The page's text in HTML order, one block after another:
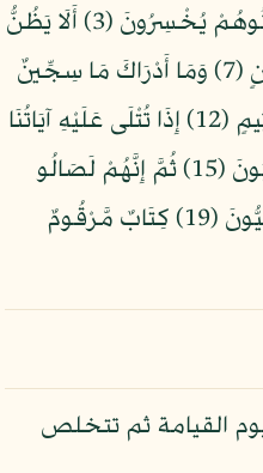
بِسْمِ اللّهِ الرَّحْمنِ الرَّحِيمِ وَيْلٌ لِّلْمُطَفِّفِينَ (1) الَّذِينَ إِذَا اكْتَالُواْ عَلَى النَّاسِ يَسْتَوْفُونَ (2) وَإِذَا كَالُوهُمْ أَو وَّزَنُوهُمْ يُخْسِرُونَ (3) أَلَا يَظُنُّ
أُولَئِكَ أَنَّهُم مَّبْعُوثُونَ (4) لِيَوْمٍ عَظِيمٍ (5) يَوْمَ يَقُومُ النَّاسُ لِرَبِّ الْعَالَمِينَ (6) كَلَّا إِنَّ كِتَابَ الفُجَّارِ لَفِي سِجِّينٍ (7) وَمَا أَدْرَاكَ مَا سِجِّينٌ
(8) كِتَابٌ مَّرْقُومٌ (9) وَيْلٌ يَوْمَئِذٍ لِّلْمُكَذِّبِينَ (10) الَّذِينَ يُكَذِّبُونَ بِيَوْمِ الدِّينِ (11) وَمَا يُكَذِّبُ بِهِ إِلَّا كُلُّ مُعْتَدٍ أَثِيمٍ (12) إِذَا تُتْلَى عَلَيْهِ آيَاتُنَا
قَالَ أَسَاطِيرُ الْأَوَّلِينَ (13) كَلَّا بَلْ رَانَ عَلَى قُلُوبِهِم مَّا كَانُوا يَكْسِبُونَ (14) كَلَّا إِنَّهُمْ عَن رَّبِّهِمْ يَوْمَئِذٍ لَّمَحْجُوبُونَ (15) ثُمَّ إِنَّهُمْ لَصَالُو
الْجَحِيمِ (16) ثُمَّ يُقَالُ هَذَا الَّذِي كُنتُم بِهِ تُكَذِّبُونَ (17) كَلَّا إِنَّ كِتَابَ الْأَبْرَارِ لَفِي عِلِّيِّينَ (18) وَمَا أَدْرَاكَ مَا عِلِّيُّونَ (19) كِتَابٌ مَّرْقُومٌ
القيامة ثم تتخلص